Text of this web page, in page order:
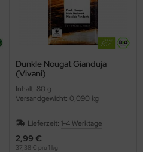
Dunkle Nougat Gianduja
(Vivani)
Inhalt: 80 g
Versandgewicht: 0,090 kg
Lieferzeit: 1-4 Werktage
2,99 €
37,38 € pro 1 kg